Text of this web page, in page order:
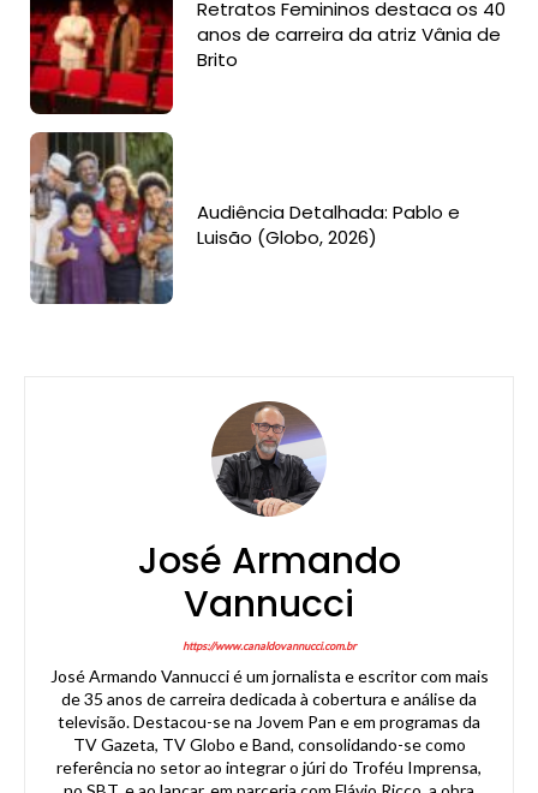
Retratos Femininos destaca os 40
anos de carreira da atriz Vânia de
Brito
Audiência Detalhada: Pablo e
Luisão (Globo, 2026)
José Armando
Vannucci
https://www.canaldovannucci.com.br
José Armando Vannucci é um jornalista e escritor com mais
de 35 anos de carreira dedicada à cobertura e análise da
televisão. Destacou-se na Jovem Pan e em programas da
TV Gazeta, TV Globo e Band, consolidando-se como
referência no setor ao integrar o júri do Troféu Imprensa,